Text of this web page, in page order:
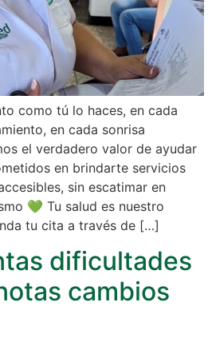
como tú lo haces, en cada
en cada sonrisa
el verdadero valor de ayudar
en brindarte servicios
sin escatimar en
💚 Tu salud es nuestro
tu cita a través de […]
dificultades
cambios